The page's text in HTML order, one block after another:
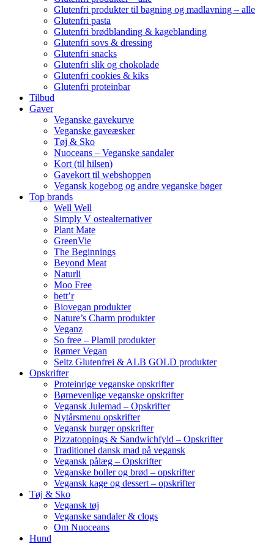
Glutenfri produkter til bagning og madlavning – alle
Glutenfri pasta
Glutenfri brødblanding & kageblanding
Glutenfri sovs & dressing
Glutenfri snacks
Glutenfri slik og chokolade
Glutenfri cookies & kiks
Glutenfri proteinbar
Tilbud
Gaver
Veganske gavekurve
Veganske gaveæsker
Tøj & Sko
Nuoceans – Veganske sandaler
Kort (til hilsen)
Gavekort til webshoppen
Vegansk kogebog og andre veganske bøger
Top brands
Well Well
Simply V ostealternativer
Plant Mate
GreenVie
The Beginnings
Beyond Meat
Naturli
Moo Free
bett’r
Biovegan produkter
Nature’s Charm produkter
Veganz
So free – Plamil produkter
Rømer Vegan
Seitz Glutenfrei & ALB GOLD produkter
Opskrifter
Proteinrige veganske opskrifter
Børnevenlige veganske opskrifter
Vegansk Julemad – Opskrifter
Nytårsmenu opskrifter
Vegansk burger opskrifter
Pizzatoppings & Sandwichfyld – Opskrifter
Traditionel dansk mad på vegansk
Vegansk pålæg – Opskrifter
Veganske boller og brød – opskrifter
Vegansk kage og dessert – opskrifter
Tøj & Sko
Vegansk tøj
Veganske sandaler & clogs
Om Nuoceans
Hund